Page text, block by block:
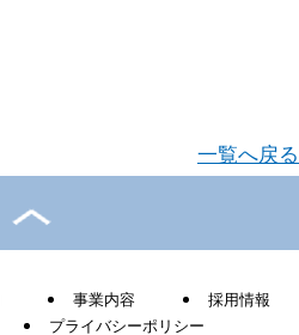
一覧へ戻る
事業内容
採用情報
プライバシーポリシー